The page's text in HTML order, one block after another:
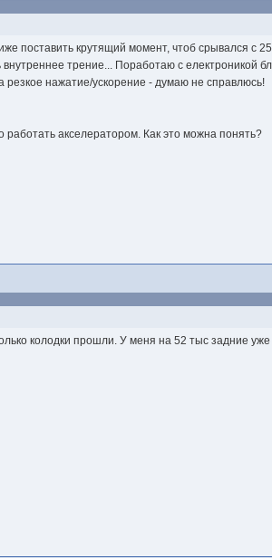
поставить крутящий момент, чтоб срывался с
внутреннее трение... Поработаю с електроникой
резкое нажатие/ускорение - думаю не справлюсь!
работать акселератором. Как это можна понять?
колодки прошли. У меня на 52 тыс задние